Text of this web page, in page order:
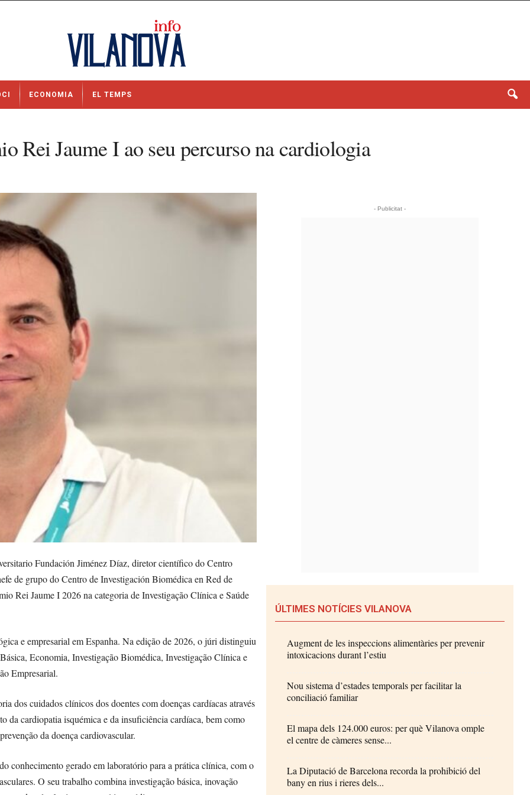
ECONOMIA EL TEMPS
Rei Jaume I ao seu percurso na cardiologia
Fundación Jiménez Díaz, diretor científico do Centro
de grupo do Centro de Investigación Biomédica en Red de
Rei Jaume I 2026 na categoria de Investigação Clínica e Saúde
e empresarial em Espanha. Na edição de 2026, o júri distinguiu
Economia, Investigação Biomédica, Investigação Clínica e
Empresarial.
dos cuidados clínicos dos doentes com doenças cardíacas através
da cardiopatia isquémica e da insuficiência cardíaca, bem como
da doença cardiovascular.
conhecimento gerado em laboratório para a prática clínica, com o
O seu trabalho combina investigação básica, inovação
- Publicitat -
ÚLTIMES NOTÍCIES VILANOVA
Augment de les inspeccions alimentàries per prevenir
intoxicacions durant l’estiu
Nou sistema d’estades temporals per facilitar la
conciliació familiar
El mapa dels 124.000 euros: per què Vilanova omple
el centre de càmeres sense...
La Diputació de Barcelona recorda la prohibició del
bany en rius i rieres dels...